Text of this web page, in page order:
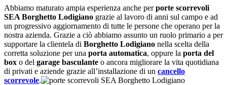
Abbiamo maturato ampia esperienza anche perporte scorrevoli
SEA Borghetto Lodigiano grazie al lavoro di anni sul campo e ad
un progressivo aggiornamento di tutte le persone che operano per la
nostra azienda. Grazie a ciò abbiamo assunto un ruolo primario a per
supportare la clientela di Borghetto Lodigiano nella scelta della
corretta soluzione per una porta automatica, oppure la porta del
box o del garage basculante o ancora migliorare la vita quotidiana
di privati e aziende grazie all’installazione di un cancello
scorrevole.